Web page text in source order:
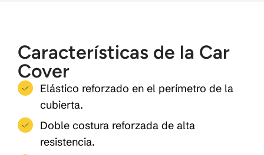
Características de la Car
Cover
Elástico reforzado en el perímetro de la
cubierta.
Doble costura reforzada de alta
resistencia.